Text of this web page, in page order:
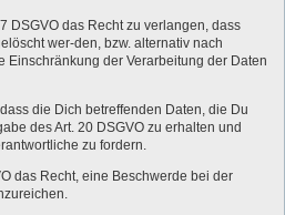
DSGVO das Recht zu verlangen, dass
wer-den, bzw. alternativ nach
Einschränkung der Verarbeitung der Daten
die Dich betreffenden Daten, die Du
des Art. 20 DSGVO zu erhalten und
zu fordern.
das Recht, eine Beschwerde bei der